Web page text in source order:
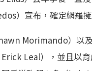
）宣布，確定網羅
Morimando）以
Leal），並且以